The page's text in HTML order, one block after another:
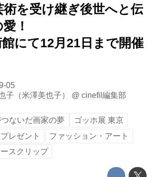
術を受け継ぎ後世へと伝
愛！
にて12月21日まで開催
05
子（米澤美也子）
@ cinefil編集部
ないだ画家の夢
ゴッホ展 東京
プレゼント
ファッション・アート
スクリップ